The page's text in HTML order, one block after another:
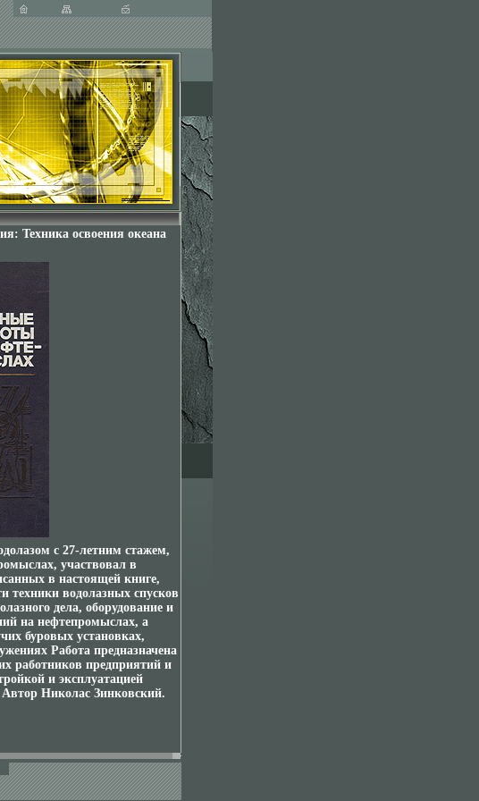
Техника освоения океана
с 27-летним стажем,
участвовал в
в настоящей книге,
техники водолазных спусков
дела, оборудование и
на нефтепромыслах, а
буровых установках,
Работа предназначена
работников предприятий и
и эксплуатацией
Николас Зинковский.